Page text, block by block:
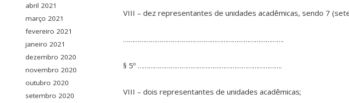
abril 2021
março 2021
fevereiro 2021
janeiro 2021
dezembro 2020
novembro 2020
outubro 2020
setembro 2020
VIII – dez representantes de unidades acadêmicas, sendo 7
…………………………………………………………………………….
§ 5º …………………………………………………………………….
VIII – dois representantes de unidades acadêmicas;